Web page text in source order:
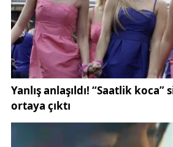
Federasyonu'ndan (TFF) istenen
2025 tarihinde kulübe ulaştırıldı.
kamuoyuna daha fazla bilgi
detaylar açıklanmadı.
Fenerbahçe Spor Kulübü Genel
Yönetim Kurulu Üyesi Burak Ç.
ilişkin kamuoyunu bilgilendirdi.